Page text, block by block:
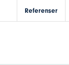
Referenser